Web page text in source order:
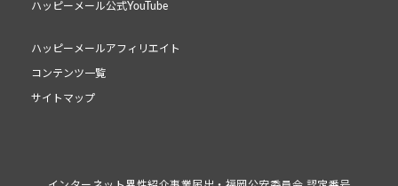
ハッピーメール公式YouTube
ハッピーメールアフィリエイト
コンテンツ一覧
サイトマップ